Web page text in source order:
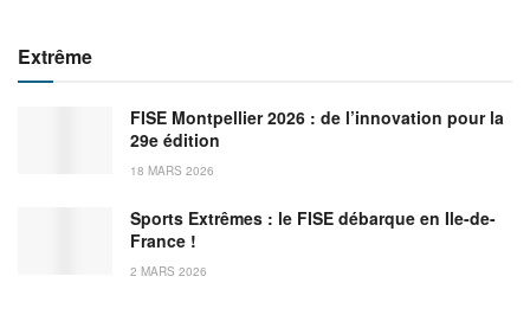
Extrême
FISE Montpellier 2026 : de l’innovation pour la
29e édition
18 MARS 2026
Sports Extrêmes : le FISE débarque en Ile-de-
France !
2 MARS 2026